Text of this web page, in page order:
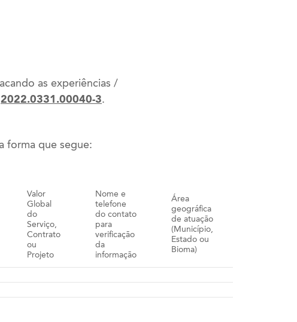
as experiências /
2022.0331.00040-3.
forma que segue:
Valor
Global
do
Serviço,
Contrato
ou
Projeto
Nome e
telefone
do contato
para
verificação
da
informação
Área
geográfica
de atuação
(Município,
Estado ou
Bioma)